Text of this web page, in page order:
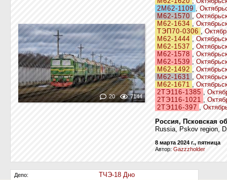
20 7144
2М62-1109 ,
М62-1570 ,
М62-1634 ,
ТЭП70-0306 ,
М62-1444 ,
М62-1537 ,
М62-1578 ,
М62-1539 ,
М62-1492 ,
М62-1631 ,
М62-1671 ,
2ТЭ116-1385 ,
2ТЭ116-1021 ,
2ТЭ116-397 ,
Россия, Псковская
Russia, Pskov region,
8 марта 2024 г., пятница
Автор: Gazzzholder
Депо:
ТЧЭ-18 Дно